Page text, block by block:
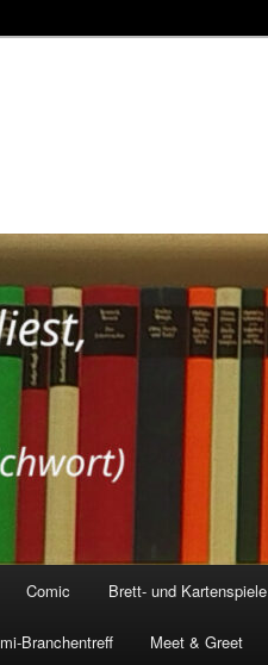
Comic Brett- und Kartenspiele
Branchentreff Meet & Greet